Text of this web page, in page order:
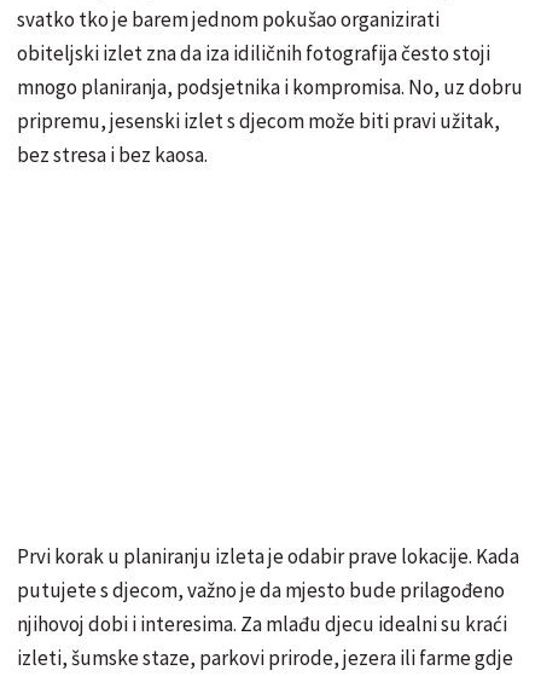
svatko tko je barem jednom pokušao organizirati
obiteljski izlet zna da iza idiličnih fotografija često stoji
mnogo planiranja, podsjetnika i kompromisa. No, uz dobru
pripremu, jesenski izlet s djecom može biti pravi užitak,
bez stresa i bez kaosa.
Prvi korak u planiranju izleta je odabir prave lokacije. Kada
putujete s djecom, važno je da mjesto bude prilagođeno
njihovoj dobi i interesima. Za mlađu djecu idealni su kraći
izleti, šumske staze, parkovi prirode, jezera ili farme gdje